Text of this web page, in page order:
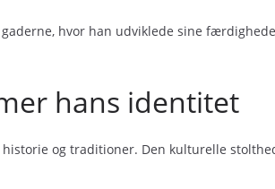
hvor han udviklede sine
hans identitet
og traditioner. Den kulturelle